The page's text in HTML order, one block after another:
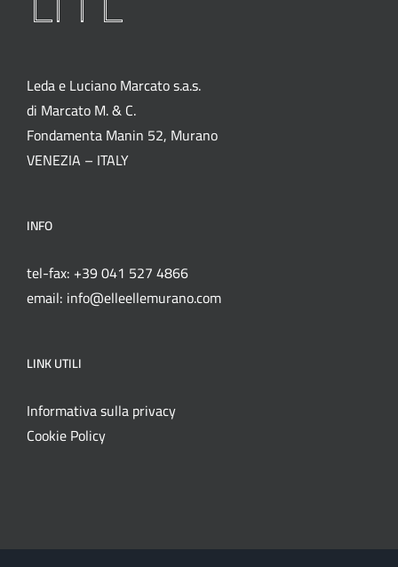
Leda e Luciano Marcato s.a.s.
di Marcato M. & C.
Fondamenta Manin 52, Murano
VENEZIA – ITALY
INFO
tel-fax: +39 041 527 4866
email: info@elleellemurano.com
LINK UTILI
Informativa sulla privacy
Cookie Policy